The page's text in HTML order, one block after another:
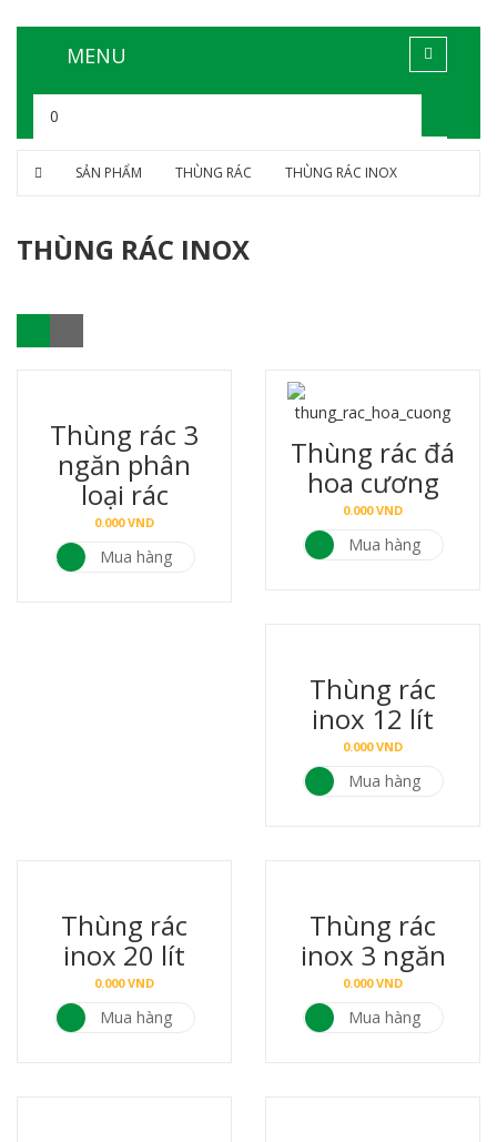
MENU
0
SẢN PHẨM THÙNG RÁC THÙNG RÁC INOX
THÙNG RÁC INOX
Thùng rác 3
ngăn phân
loại rác
0.000VND
Mua hàng
Thùng rác đá
hoa cương
0.000VND
Mua hàng
Thùng rác
inox 12 lít
0.000VND
Mua hàng
Thùng rác
inox 20 lít
0.000VND
Mua hàng
Thùng rác
inox 3 ngăn
0.000VND
Mua hàng